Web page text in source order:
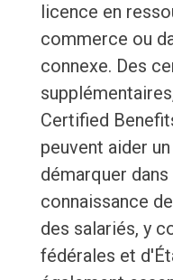
licence en
commerce ou
connexe. Des
Certified
peuvent aider
démarquer
connaissance
des salariés, y
fédérales et